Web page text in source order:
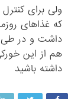
ولی برای
که غذاهای
داشت و در طی
هم از این
داشته باشید